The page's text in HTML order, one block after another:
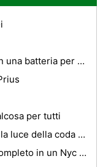
Come funziona Elettricità Work in una batteria per auto?
per tutti
Come identificare posteriore della luce della coda di una Mustang
Festeggiare è un divertimento completo in un Nyc Bus Party